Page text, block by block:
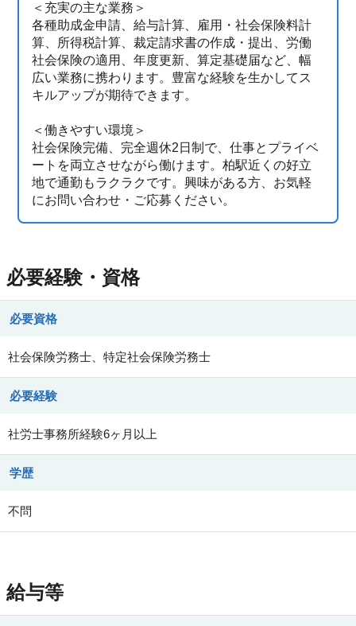
＜充実の主な業務＞
各種助成金申請、給与計算、雇用・社会保険料計
算、所得税計算、裁定請求書の作成・提出、労働
社会保険の適用、年度更新、算定基礎届など、幅
広い業務に携わります。豊富な経験を生かしてス
キルアップが期待できます。
＜働きやすい環境＞
社会保険完備、完全週休2日制で、仕事とプライベ
ートを両立させながら働けます。柏駅近くの好立
地で通勤もラクラクです。興味がある方、お気軽
にお問い合わせ・ご応募ください。
必要経験・資格
必要資格
社会保険労務士、特定社会保険労務士
必要経験
社労士事務所経験6ヶ月以上
学歴
不問
給与等